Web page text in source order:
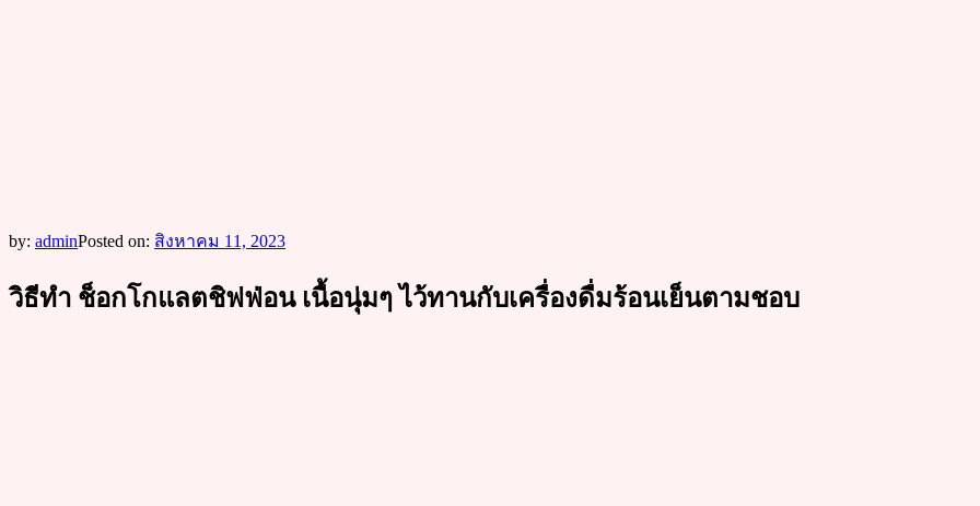
by: adminPosted on: สิงหาคม 11, 2023
วิธีทำ ช็อกโกแลตชิฟฟ่อน เนื้อนุ่มๆ ไว้ทานกับเครื่องดื่มร้อนเย็นตามชอบ